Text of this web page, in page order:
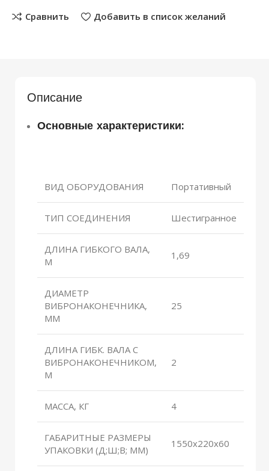
Сравнить Добавить в список желаний
Описание
Основные характеристики:
ВИД ОБОРУДОВАНИЯ Портативный
ТИП СОЕДИНЕНИЯ Шестигранное
ДЛИНА ГИБКОГО ВАЛА,
М
1,69
ДИАМЕТР
ВИБРОНАКОНЕЧНИКА,
ММ
25
ДЛИНА ГИБК. ВАЛА С
ВИБРОНАКОНЕЧНИКОМ,
М
2
МАССА, КГ 4
ГАБАРИТНЫЕ РАЗМЕРЫ
УПАКОВКИ (Д;Ш;В; ММ)
1550х220х60